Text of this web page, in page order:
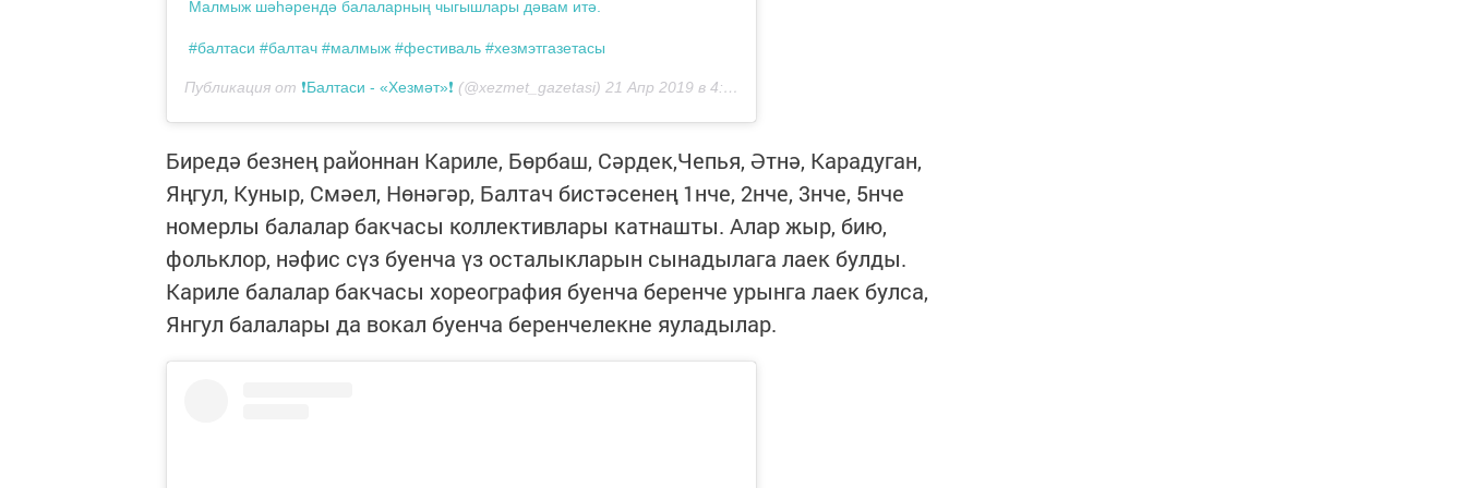
Малмыж шәһәрендә балаларның чыгышлары дәвам итә.
#балтаси #балтач #малмыж #фестиваль #хезмэтгазетасы
Публикация от ❗Балтаси - «Хезмәт»❗ (@xezmet_gazetasi) 21 Апр 2019 в 4:14 PDT
Биредә безнең районнан Кариле, Бөрбаш, Сәрдек,Чепья, Әтнә, Карадуган,
Яңгул, Куныр, Смәел, Нөнәгәр, Балтач бистәсенең 1нче, 2нче, 3нче, 5нче
номерлы балалар бакчасы коллективлары катнашты. Алар жыр, бию,
фольклор, нәфис сүз буенча үз осталыкларын сынадылага лаек булды.
Кариле балалар бакчасы хореография буенча беренче урынга лаек булса,
Янгул балалары да вокал буенча беренчелекне яуладылар.